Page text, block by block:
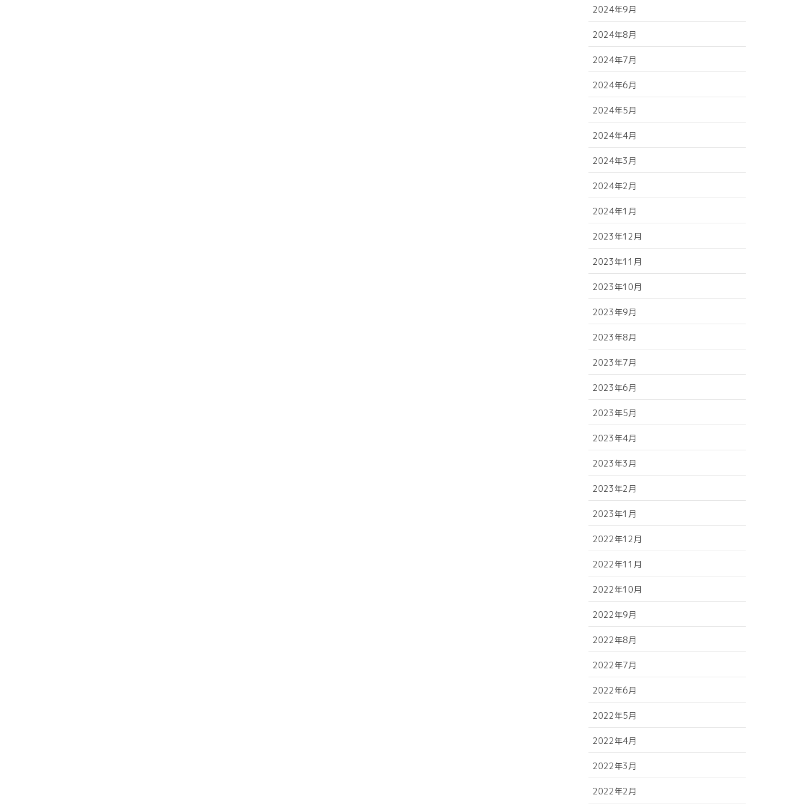
2024年9月
2024年8月
2024年7月
2024年6月
2024年5月
2024年4月
2024年3月
2024年2月
2024年1月
2023年12月
2023年11月
2023年10月
2023年9月
2023年8月
2023年7月
2023年6月
2023年5月
2023年4月
2023年3月
2023年2月
2023年1月
2022年12月
2022年11月
2022年10月
2022年9月
2022年8月
2022年7月
2022年6月
2022年5月
2022年4月
2022年3月
2022年2月